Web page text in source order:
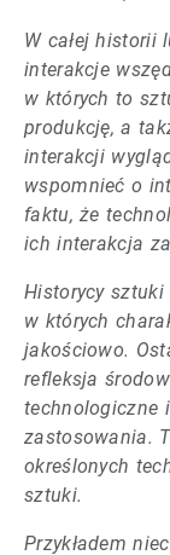
W całej historii
interakcje
w których to
produkcję, a
interakcji
wspomnieć o
faktu, że
ich interakcja
Historycy
w których
jakościowo.
refleksja
technologiczne
zastosowania.
określonych
sztuki.
Przykładem